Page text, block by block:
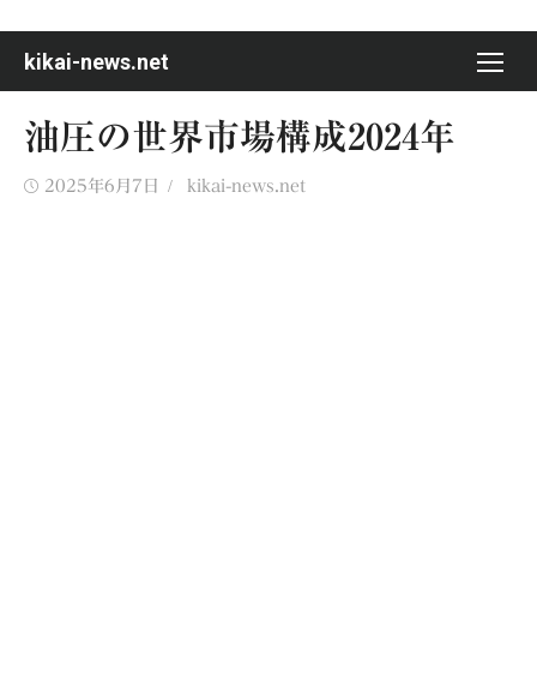
content
kikai-news.net
油圧の世界市場構成2024年
Posted
2025年6月7日 Author
kikai-news.net